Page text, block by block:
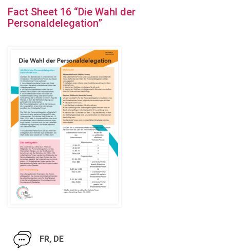
Fact Sheet 16 “Die Wahl der
Personaldelegation”
FR, DE